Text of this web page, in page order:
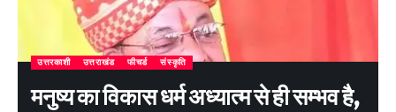
उत्तरकाशी उत्तराखंड फीचर्ड संस्कृति
मनुष्य का विकास धर्म अध्यात्म से ही सम्भव है,